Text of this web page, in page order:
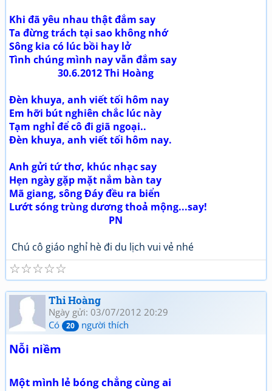
Khi đã yêu nhau thật đắm say
Ta đừng trách tại sao không nhớ
Sông kia có lúc bồi hay lở
Tình chúng mình nay vẫn đắm say
30.6.2012 Thi Hoàng
Đèn khuya, anh viết tối hôm nay
Em hỡi bút nghiên chắc lúc này
Tạm nghỉ để cô đi giã ngoại..
Đèn khuya, anh viết tối hôm nay.
Anh gửi tứ thơ, khúc nhạc say
Hẹn ngày gặp mặt nắm bàn tay
Mã giang, sông Đáy đều ra biển
Lướt sóng trùng dương thoả mộng...say!
PN
Chú cô giáo nghỉ hè đi du lịch vui vẻ nhé
☆
☆
☆
☆
☆
Thi Hoàng
Ngày gửi: 03/07/2012 20:29
Có
20 người thích
Nỗi niềm
Một mình lẻ bóng chẳng cùng ai